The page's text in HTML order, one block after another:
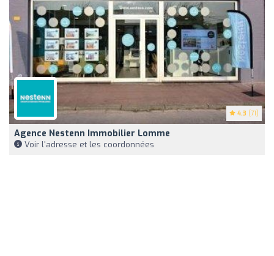
4.3 (71)
Agence Nestenn Immobilier Lomme
Voir l'adresse et les coordonnées